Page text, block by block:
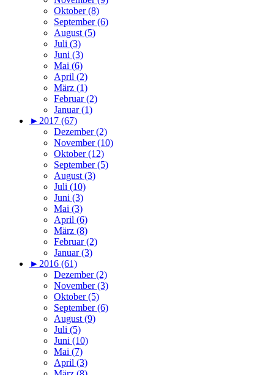
Oktober (8)
September (6)
August (5)
Juli (3)
Juni (3)
Mai (6)
April (2)
März (1)
Februar (2)
Januar (1)
► 2017 (67)
Dezember (2)
November (10)
Oktober (12)
September (5)
August (3)
Juli (10)
Juni (3)
Mai (3)
April (6)
März (8)
Februar (2)
Januar (3)
► 2016 (61)
Dezember (2)
November (3)
Oktober (5)
September (6)
August (9)
Juli (5)
Juni (10)
Mai (7)
April (3)